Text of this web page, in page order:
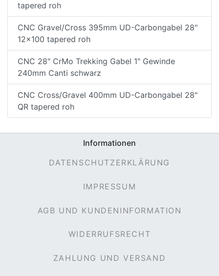
tapered roh
CNC Gravel/Cross 395mm UD-Carbongabel 28"
12x100 tapered roh
CNC 28" CrMo Trekking Gabel 1" Gewinde
240mm Canti schwarz
CNC Cross/Gravel 400mm UD-Carbongabel 28"
QR tapered roh
Informationen
DATENSCHUTZERKLÄRUNG
IMPRESSUM
AGB UND KUNDENINFORMATION
WIDERRUFSRECHT
ZAHLUNG UND VERSAND